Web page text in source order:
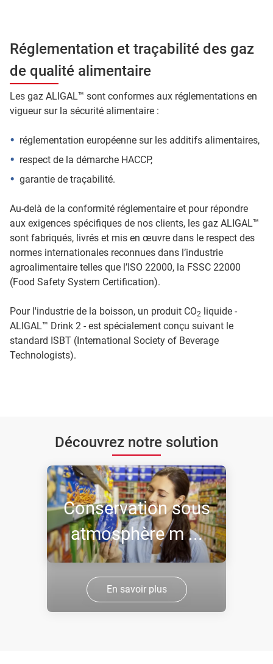
Réglementation et traçabilité des gaz
de qualité alimentaire
Les gaz ALIGAL™ sont conformes aux réglementations en
vigueur sur la sécurité alimentaire :
réglementation européenne sur les additifs alimentaires,
respect de la démarche HACCP,
garantie de traçabilité.
Au-delà de la conformité réglementaire et pour répondre
aux exigences spécifiques de nos clients, les gaz ALIGAL™
sont fabriqués, livrés et mis en œuvre dans le respect des
normes internationales reconnues dans l’industrie
agroalimentaire telles que l’ISO 22000, la FSSC 22000
(Food Safety System Certification).
Pour l'industrie de la boisson, un produit CO2
liquide -
ALIGAL™ Drink 2 - est spécialement conçu suivant le
standard ISBT (International Society of Beverage
Technologists).
Découvrez notre solution
Conservation sous
atmosphère m ...
En savoir plus